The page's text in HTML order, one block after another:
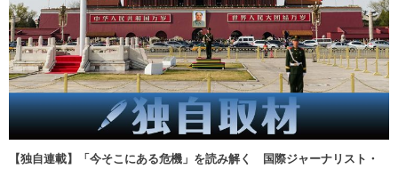
【独自連載】「今そこにある危機」を読み解く 国際ジャーナリスト・